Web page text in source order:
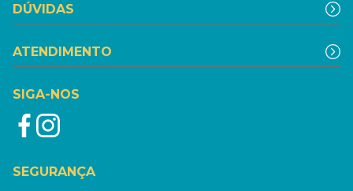
DÚVIDAS
ATENDIMENTO
SIGA-NOS
SEGURANÇA